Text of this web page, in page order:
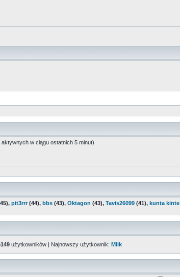
w ciągu ostatnich 5 minut)
pit3rrr(44), bbs (43), Oktagon (43), Tavis26099 (41), kunta kinte
użytkowników | Najnowszy użytkownik: Milk